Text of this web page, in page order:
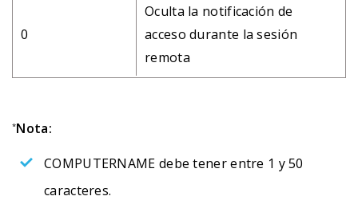
0
Oculta la notificación de
acceso durante la sesión
remota
*Nota:
COMPUTERNAME debe tener entre 1 y 50
caracteres.